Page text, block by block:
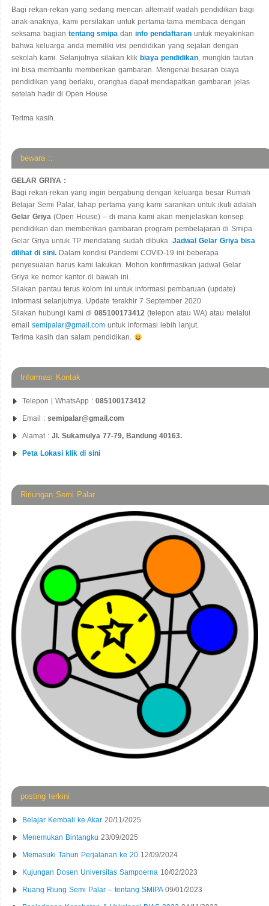
Bagi rekan-rekan yang sedang mencari alternatif wadah pendidikan bagi
anak-anaknya, kami persilakan untuk pertama-tama membaca dengan
seksama bagian tentang smipa dan info pendaftaran untuk meyakinkan
bahwa keluarga anda memiliki visi pendidikan yang sejalan dengan
sekolah kami. Selanjutnya silakan klik biaya pendidikan, mungkin tautan
ini bisa membantu memberikan gambaran. Mengenai besaran biaya
pendidikan yang berlaku, orangtua dapat mendapatkan gambaran jelas
setelah hadir di Open House
Terima kasih.
bewara ::
GELAR GRIYA :
Bagi rekan-rekan yang ingin bergabung dengan keluarga besar Rumah
Belajar Semi Palar, tahap pertama yang kami sarankan untuk ikuti adalah
Gelar Griya (Open House) – di mana kami akan menjelaskan konsep
pendidikan dan memberikan gambaran program pembelajaran di Smipa.
Gelar Griya untuk TP mendatang sudah dibuka. Jadwal Gelar Griya bisa
dilihat di sini. Dalam kondisi Pandemi COVID-19 ini beberapa
penyesuaian harus kami lakukan. Mohon konfirmasikan jadwal Gelar
Griya ke nomor kantor di bawah ini.
Silakan pantau terus kolom ini untuk informasi pembaruan (update)
informasi selanjutnya. Update terakhir 7 September 2020
Silakan hubungi kami di 085100173412 (telepon atau WA) atau melalui
email semipalar@gmail.com untuk informasi lebih lanjut.
Terima kasih dan salam pendidikan.
Informasi Kontak
Telepon | WhatsApp : 085100173412
Email : semipalar@gmail.com
Alamat : Jl. Sukamulya 77-79, Bandung 40163.
Peta Lokasi klik di sini
Ririungan Semi Palar
posting terkini
Belajar Kembali ke Akar 20/11/2025
Menemukan Bintangku 23/09/2025
Memasuki Tahun Perjalanan ke 20 12/09/2024
Kujungan Dosen Universitas Sampoerna 10/02/2023
Ruang Riung Semi Palar – tentang SMIPA 09/01/2023